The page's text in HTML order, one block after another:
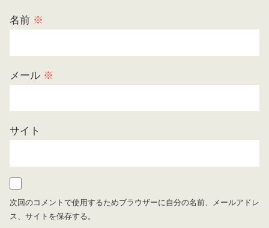
名前 ※
メール ※
サイト
次回のコメントで使用するためブラウザーに自分の名前、メールアドレ
ス、サイトを保存する。